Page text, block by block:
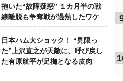
抱いた“故障疑惑” １カ月半の戦
線離脱も争奪戦が過熱したワケ
日本ハム大ショック！ “見限っ
た”上沢直之が天敵に、呼び戻し
た有原航平が足枷となる皮肉